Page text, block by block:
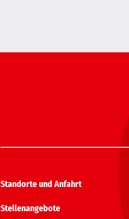
Standorte und Anfahrt
Stellenangebote